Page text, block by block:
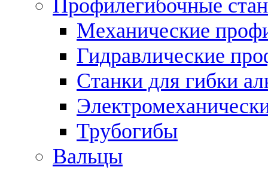
Профилегибочные
Механические
Гидравлические
Станки для гибки
Трубогибы
Вальцы